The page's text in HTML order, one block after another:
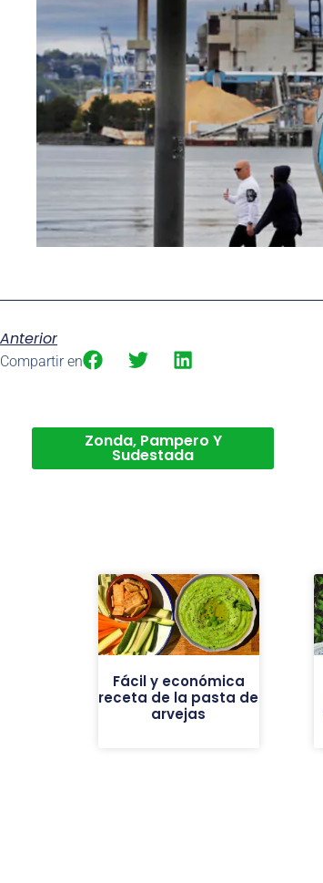
Anterior
Compartir en
Zonda, Pampero Y
Sudestada
Fácil y económica
receta de la pasta de
arvejas